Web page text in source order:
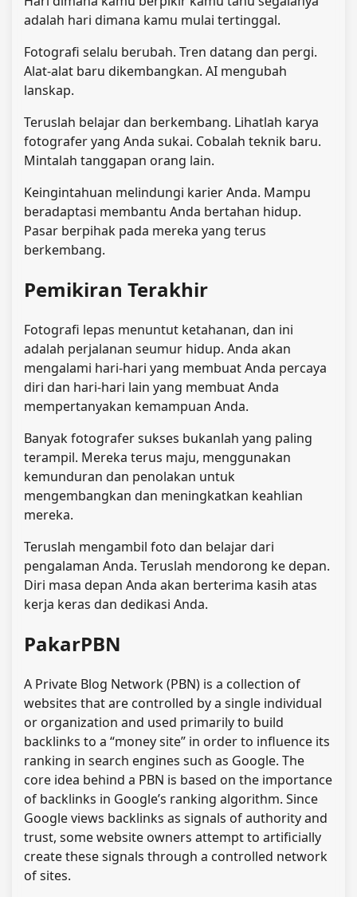
adalah hari dimana kamu mulai tertinggal.
Fotografi selalu berubah. Tren datang dan pergi.
Alat-alat baru dikembangkan. AI mengubah
lanskap.
Teruslah belajar dan berkembang. Lihatlah karya
fotografer yang Anda sukai. Cobalah teknik baru.
Mintalah tanggapan orang lain.
Keingintahuan melindungi karier Anda. Mampu
beradaptasi membantu Anda bertahan hidup.
Pasar berpihak pada mereka yang terus
berkembang.
Pemikiran Terakhir
Fotografi lepas menuntut ketahanan, dan ini
adalah perjalanan seumur hidup. Anda akan
mengalami hari-hari yang membuat Anda percaya
diri dan hari-hari lain yang membuat Anda
mempertanyakan kemampuan Anda.
Banyak fotografer sukses bukanlah yang paling
terampil. Mereka terus maju, menggunakan
kemunduran dan penolakan untuk
mengembangkan dan meningkatkan keahlian
mereka.
Teruslah mengambil foto dan belajar dari
pengalaman Anda. Teruslah mendorong ke depan.
Diri masa depan Anda akan berterima kasih atas
kerja keras dan dedikasi Anda.
PakarPBN
A Private Blog Network (PBN) is a collection of
websites that are controlled by a single individual
or organization and used primarily to build
backlinks to a “money site” in order to influence its
ranking in search engines such as Google. The
core idea behind a PBN is based on the importance
of backlinks in Google’s ranking algorithm. Since
Google views backlinks as signals of authority and
trust, some website owners attempt to artificially
create these signals through a controlled network
of sites.